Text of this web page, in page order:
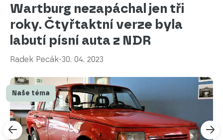
Wartburg nezapáchal jen tři
roky. Čtyřtaktní verze byla
labutí písní auta z NDR
Radek Pecák-30. 04. 2023
Naše téma